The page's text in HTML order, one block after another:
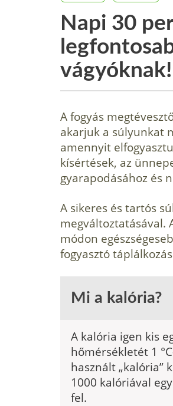
Napi 30
vágyóknak!
A fogyás
akar­juk a súlyunkat
amennyit
kísértések, az
gyarapodásához és
A sikeres és tartós
megváltoztatásával.
módon
fogyasztó
Mi a kalória?
A kalória igen kis
hőmérsékletét 1
használt „kalória”
1000 kaló­riával
fel.